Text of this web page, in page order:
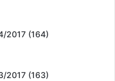
2017 (164)
2017 (163)